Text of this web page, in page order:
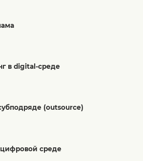
в digital-среде
(outsource)
среде